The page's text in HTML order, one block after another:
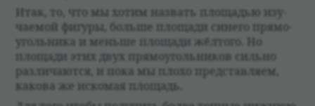
Итак, то, что мы хотим назвать площа­дью изу­
ча­емой фигуры, больше площади синего прямо­
уголь­ника и меньше площади жёл­того. Но
площади этих двух прямо­уголь­ни­ков сильно
раз­ли­чаются, и пока мы плохо пред­став­ляем,
какова же иско­мая площадь.